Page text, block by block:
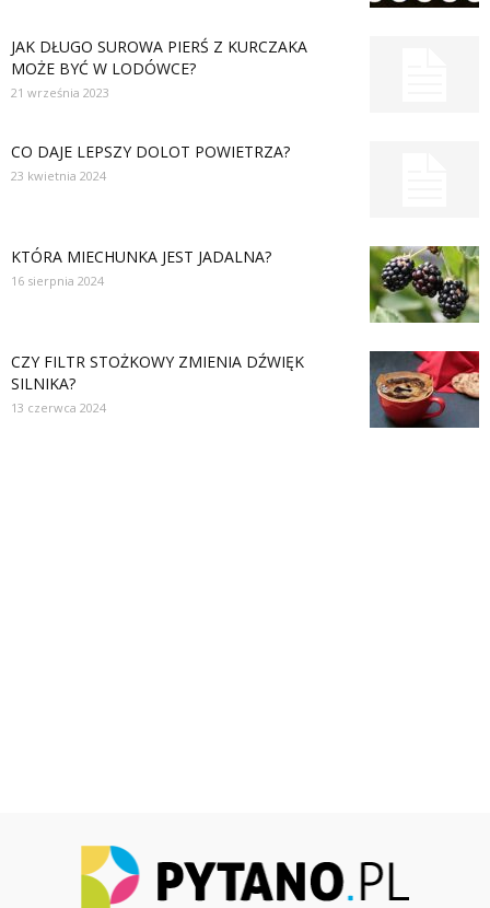
JAK DŁUGO SUROWA PIERŚ Z KURCZAKA
MOŻE BYĆ W LODÓWCE?
21 września 2023
CO DAJE LEPSZY DOLOT POWIETRZA?
23 kwietnia 2024
KTÓRA MIECHUNKA JEST JADALNA?
16 sierpnia 2024
CZY FILTR STOŻKOWY ZMIENIA DŹWIĘK
SILNIKA?
13 czerwca 2024